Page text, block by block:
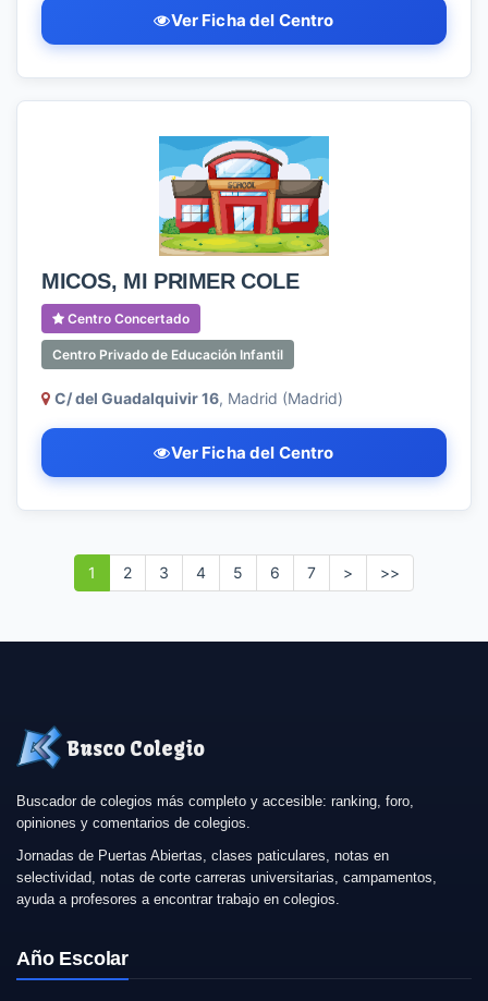
Ver Ficha del Centro
MICOS, MI PRIMER COLE
Centro Concertado
Centro Privado de Educación Infantil
C/ del Guadalquivir 16, Madrid (Madrid)
Ver Ficha del Centro
1 2 3 4 5 6 7 > >>
Busco Colegio
Buscador de colegios más completo y accesible: ranking, foro,
opiniones y comentarios de colegios.
Jornadas de Puertas Abiertas, clases paticulares, notas en
selectividad, notas de corte carreras universitarias, campamentos,
ayuda a profesores a encontrar trabajo en colegios.
Año Escolar